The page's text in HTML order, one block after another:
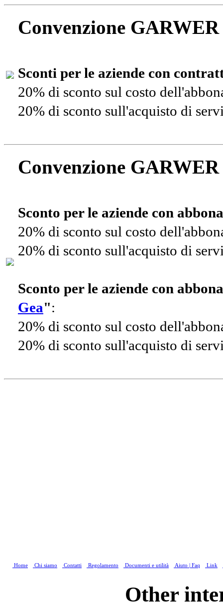
Convenzione
Sconti per le aziende con
20% di sconto sul costo
20% di sconto sull'acquisto di
Convenzione
Sconto per le aziende con
20% di sconto sul costo
20% di sconto sull'acquisto di
Sconto per le aziende con
Gea":
20% di sconto sul costo
20% di sconto sull'acquisto di
Home Chi siamo Contatti Regolamento Documenti e utilità Aiuto | Faq Link
Other